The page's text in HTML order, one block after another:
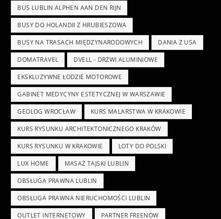
BUS LUBLIN ALPHEN AAN DEN RIJN
BUSY DO HOLANDII Z HRUBIESZOWA
BUSY NA TRASACH MIĘDZYNARODOWYCH DANIA Z USA
DOMATRAVEL DVELL - DRZWI ALUMINIOWE
EKSKLUZYWNE ŁODZIE MOTOROWE
GABINET MEDYCYNY ESTETYCZNEJ W WARSZAWIE
GEOLOG WROCŁAW KURS MALARSTWA W KRAKOWIE
KURS RYSUNKU ARCHITEKTONICZNEGO KRAKÓW
KURS RYSUNKU W KRAKOWIE LOTY DO POLSKI
LUX HOME MASAŻ TAJSKI LUBLIN
OBSŁUGA PRAWNA LUBLIN
OBSŁUGA PRAWNA NIERUCHOMOŚCI LUBLIN
OUTLET INTERNETOWY PARTNER FREENOW